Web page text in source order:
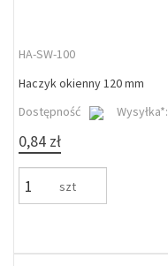
HA-SW-100
Haczyk okienny 120 mm
Dostępność
Wysyłka*:
0,84 zł
szt